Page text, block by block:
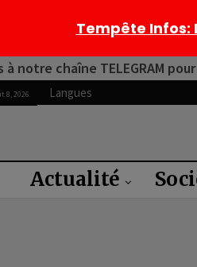
notre chaîne TELEGRAM
8, 2026 Langues
Actualité
Tempête Infos: